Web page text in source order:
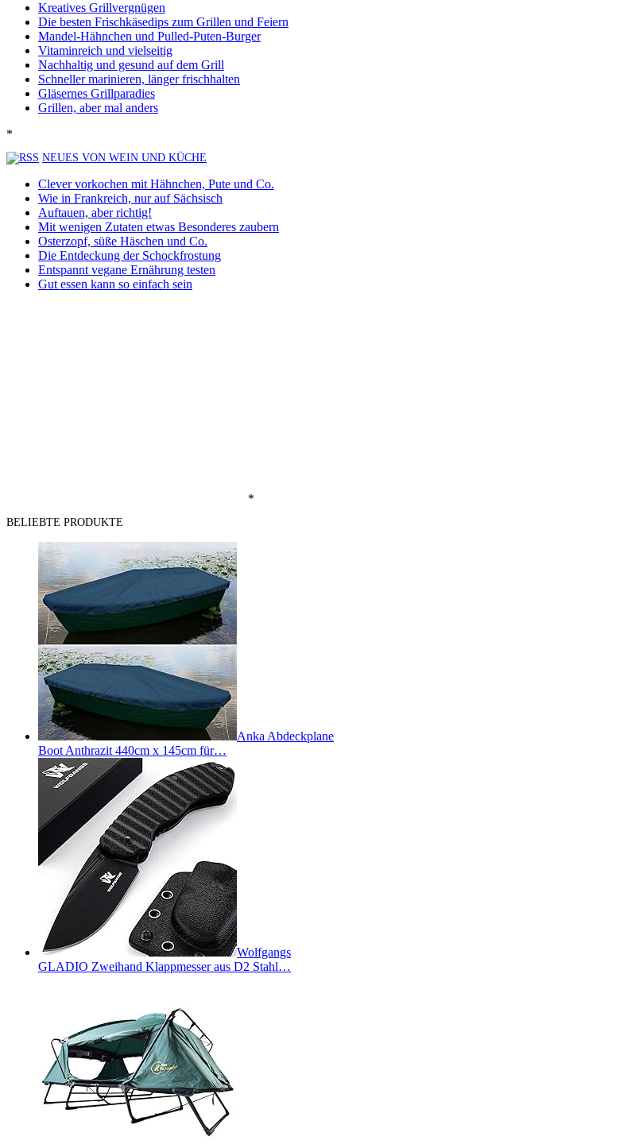
Kreatives Grillvergnügen
Die besten Frischkäsedips zum Grillen und Feiern
Mandel-Hähnchen und Pulled-Puten-Burger
Vitaminreich und vielseitig
Nachhaltig und gesund auf dem Grill
Schneller marinieren, länger frischhalten
Gläsernes Grillparadies
Grillen, aber mal anders
*
NEUES VON WEIN UND KÜCHE
Clever vorkochen mit Hähnchen, Pute und Co.
Wie in Frankreich, nur auf Sächsisch
Auftauen, aber richtig!
Mit wenigen Zutaten etwas Besonderes zaubern
Osterzopf, süße Häschen und Co.
Die Entdeckung der Schockfrostung
Entspannt vegane Ernährung testen
Gut essen kann so einfach sein
*
BELIEBTE PRODUKTE
Anka Abdeckplane
Boot Anthrazit 440cm x 145cm für…
Wolfgangs
GLADIO Zweihand Klappmesser aus D2 Stahl…